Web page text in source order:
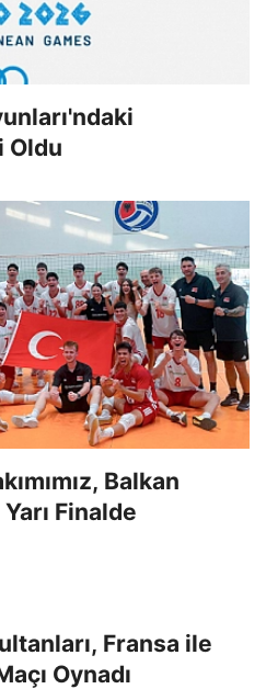
Oldu
Balkan
Finalde
Fransa ile
Oynadı